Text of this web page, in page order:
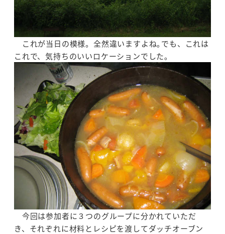
これが当日の模様。全然違いますよね｡でも、これは
これで、気持ちのいいロケーションでした｡
今回は参加者に３つのグループに分かれていただ
き、それぞれに材料とレシピを渡してダッチオーブン